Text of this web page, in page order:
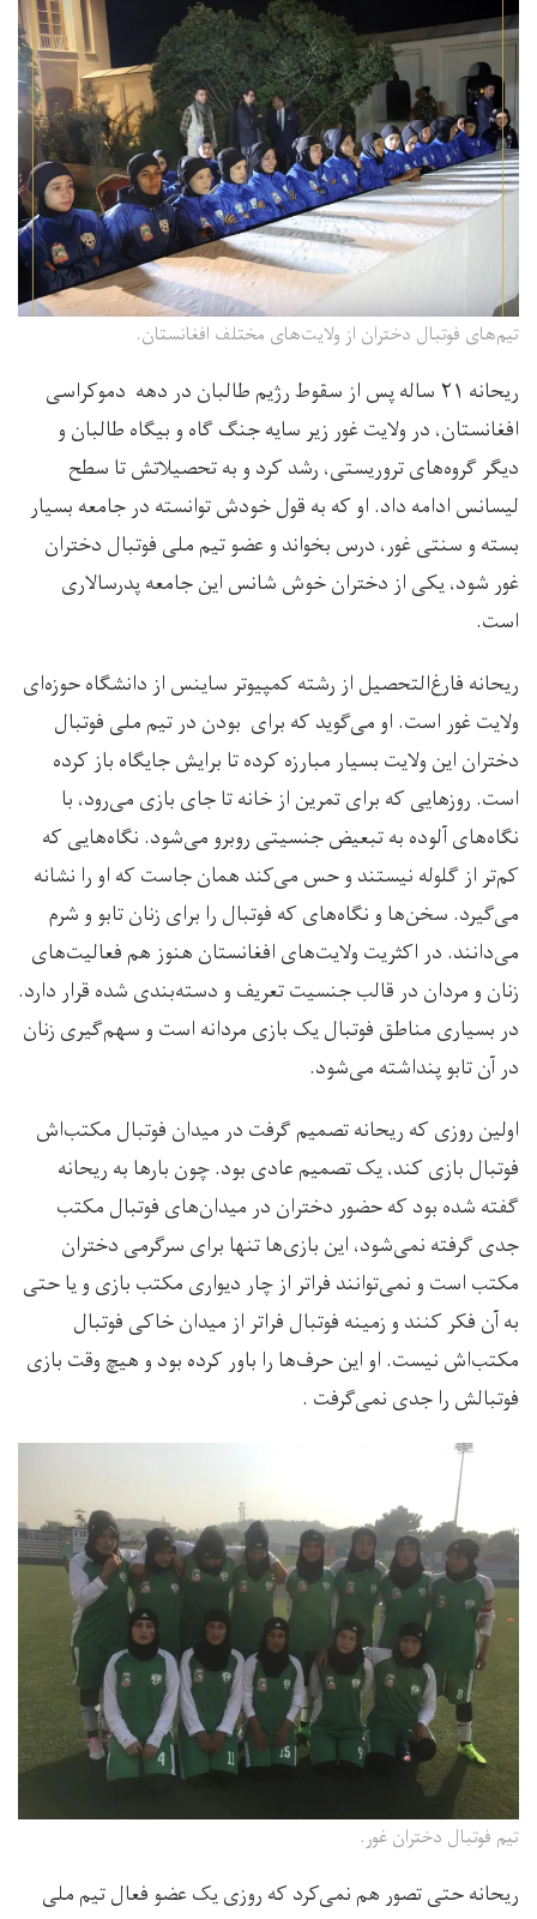
تیم‌های فوتبال دختران از ولایت‌های مختلف افغانستان.
ریحانه ۲۱ ساله پس از سقوط رژیم طالبان در دهه دموکراسی
افغانستان، در ولایت غور زیر سایه جنگ گاه و بیگاه طالبان و
دیگر گروه‌های تروریستی، رشد کرد و به تحصیلاتش تا سطح
لیسانس ادامه داد. او که به قول خودش توانسته در جامعه بسیار
بسته و سنتی غور، درس بخواند و عضو تیم ملی فوتبال دختران
غور شود، یکی از دختران خوش شانس این جامعه پدرسالاری
است.
ریحانه فارغ‌التحصیل از رشته کمپیوتر ساینس از دانشگاه حوزه‌ای
ولایت غور است. او می‌گوید که برای بودن در تیم ملی فوتبال
دختران این ولایت بسیار مبارزه کرده تا برایش جایگاه باز کرده
است. روزهایی که برای تمرین از خانه تا جای بازی می‌رود، با
نگاه‌های آلوده به تبعیض جنسیتی روبرو می‌شود. نگاه‌هایی که
کم‌تر از گلوله نیستند و حس می‌کند همان‌ جاست که او را نشانه
می‌گیرد. سخن‌ها و نگاه‌های که فوتبال را برای زنان تابو و شرم
می‌دانند. در اکثریت ولایت‌های افغانستان هنوز هم فعالیت‌های
زنان و مردان در قالب جنسیت تعریف و دسته‌بندی شده قرار دارد.
در بسیاری مناطق فوتبال یک بازی مردانه است و سهم‌گیری زنان
در آن تابو پنداشته می‌شود.
اولین روزی که ریحانه تصمیم گرفت در میدان فوتبال مکتب‌اش
فوتبال بازی کند، یک تصمیم عادی بود. چون بارها به ریحانه
گفته شده بود که حضور دختران در میدان‌های فوتبال مکتب
جدی گرفته نمی‌شود، این بازی‌ها تنها برای سرگرمی دختران
مکتب است و نمی‌توانند فراتر از چار دیواری مکتب بازی و یا حتی
به آن فکر کنند و زمینه فوتبال فراتر از میدان خاکی فوتبال
مکتب‌اش نیست. او این حرف‌ها را باور کرده بود و هیچ وقت بازی
فوتبالش را جدی نمی‌گرفت .
تیم فوتبال دختران غور.
ریحانه حتی تصور هم نمی‌کرد که روزی یک عضو فعال تیم ملی